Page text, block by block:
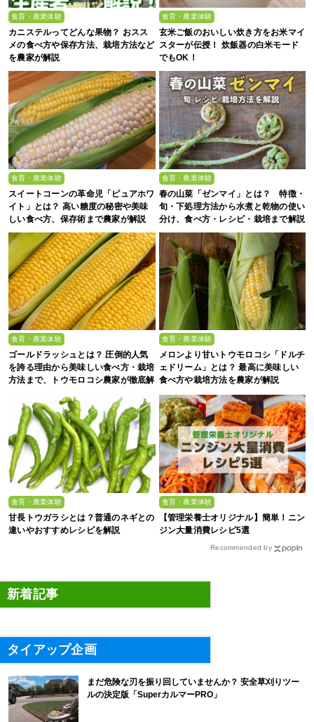
食育・農業体験
カニステルってどんな果物？ おスス
メの食べ方や保存方法、栽培方法など
を農家が解説
食育・農業体験
玄米ご飯のおいしい炊き方をお米マイ
スターが伝授！ 炊飯器の白米モード
でもOK！
食育・農業体験
スイートコーンの革命児「ピュアホワ
イト」とは？ 高い糖度の秘密や美味
しい食べ方、保存術まで農家が解説
食育・農業体験
春の山菜「ゼンマイ」とは？ 特徴・
旬・下処理方法から水煮と乾物の使い
分け、食べ方・レシピ・栽培まで解説
食育・農業体験
ゴールドラッシュとは？ 圧倒的人気
を誇る理由から美味しい食べ方・栽培
方法まで、トウモロコシ農家が徹底解
食育・農業体験
メロンより甘いトウモロコシ「ドルチ
ェドリーム」とは？ 最高に美味しい
食べ方や栽培方法を農家が解説
食育・農業体験
甘長トウガラシとは？普通のネギとの
違いやおすすめレシピを解説
食育・農業体験
【管理栄養士オリジナル】簡単！ニン
ジン大量消費レシピ5選
Recommended by
新着記事
タイアップ企画
まだ危険な刃を振り回していませんか？ 安全草刈りツー
ルの決定版「SuperカルマーPRO」